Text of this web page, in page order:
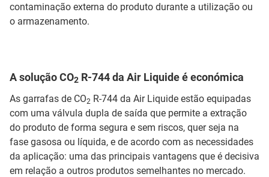
contaminação externa do produto durante a utilização ou
o armazenamento.
A solução CO2 R-744 da Air Liquide é económica
As garrafas de CO2 R-744 da Air Liquide estão equipadas
com uma válvula dupla de saída que permite a extração
do produto de forma segura e sem riscos, quer seja na
fase gasosa ou líquida, e de acordo com as necessidades
da aplicação: uma das principais vantagens que é decisiva
em relação a outros produtos semelhantes no mercado.